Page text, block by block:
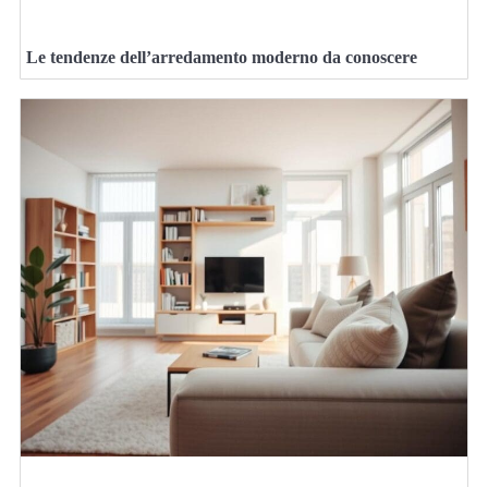
Le tendenze dell’arredamento moderno da conoscere